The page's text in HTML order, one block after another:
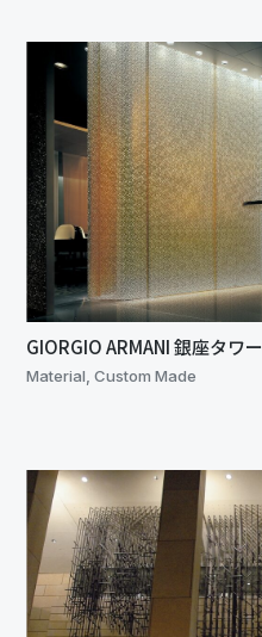
GIORGIO ARMANI 銀座タワー
Material, Custom Made